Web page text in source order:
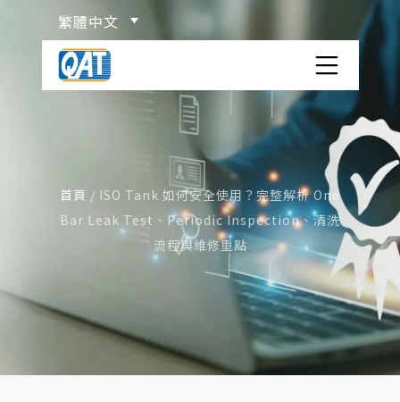
繁體中文
服務項目
ISO TANK 貨櫃介紹
危險品分類
首頁 / ISO Tank 如何安全使用？完整解析 One
Bar Leak Test、Periodic Inspection、清洗
流程與維修重點